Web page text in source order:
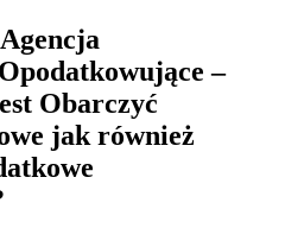
Agencja
–
Obarczyć
jak również